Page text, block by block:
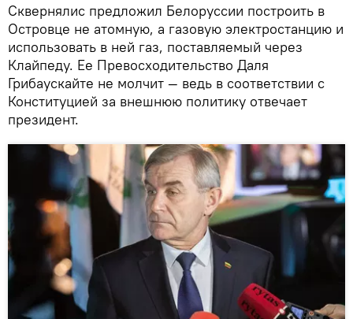
Сквернялис предложил Белоруссии построить в
Островце не атомную, а газовую электростанцию и
использовать в ней газ, поставляемый через
Клайпеду. Ее Превосходительство Даля
Грибаускайте не молчит — ведь в соответствии с
Конституцией за внешнюю политику отвечает
президент.